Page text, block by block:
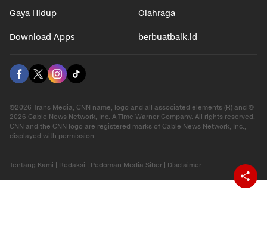
Gaya Hidup Olahraga
Download Apps berbuatbaik.id
©2026 Trans Media, CNN name, logo and all associated elements (R) and ©
2026 Cable News Network, Inc. A Time Warner Company. All rights reserved.
CNN and the CNN logo are registered marks of Cable News Network, Inc.,
displayed with permission.
Tentang Kami Redaksi Pedoman Media Siber Disclaimer